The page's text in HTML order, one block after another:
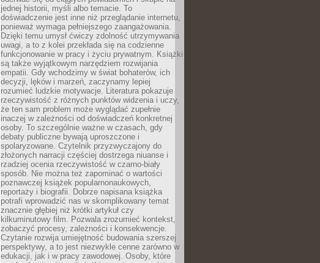
jednej historii, myśli albo temacie. To
doświadczenie jest inne niż przeglądanie internetu,
ponieważ wymaga pełniejszego zaangażowania.
Dzięki temu umysł ćwiczy zdolność utrzymywania
uwagi, a to z kolei przekłada się na codzienne
funkcjonowanie w pracy i życiu prywatnym. Książki
są także wyjątkowym narzędziem rozwijania
empatii. Gdy wchodzimy w świat bohaterów, ich
decyzji, lęków i marzeń, zaczynamy lepiej
rozumieć ludzkie motywacje. Literatura pokazuje
rzeczywistość z różnych punktów widzenia i uczy,
że ten sam problem może wyglądać zupełnie
inaczej w zależności od doświadczeń konkretnej
osoby. To szczególnie ważne w czasach, gdy
debaty publiczne bywają uproszczone i
spolaryzowane. Czytelnik przyzwyczajony do
złożonych narracji częściej dostrzega niuanse i
rzadziej ocenia rzeczywistość w czarno-biały
sposób. Nie można też zapominać o wartości
poznawczej książek popularnonaukowych,
reportaży i biografii. Dobrze napisana książka
potrafi wprowadzić nas w skomplikowany temat
znacznie głębiej niż krótki artykuł czy
kilkuminutowy film. Pozwala zrozumieć kontekst,
zobaczyć procesy, zależności i konsekwencje.
Czytanie rozwija umiejętność budowania szerszej
perspektywy, a to jest niezwykle cenne zarówno w
edukacji, jak i w pracy zawodowej. Osoby, które